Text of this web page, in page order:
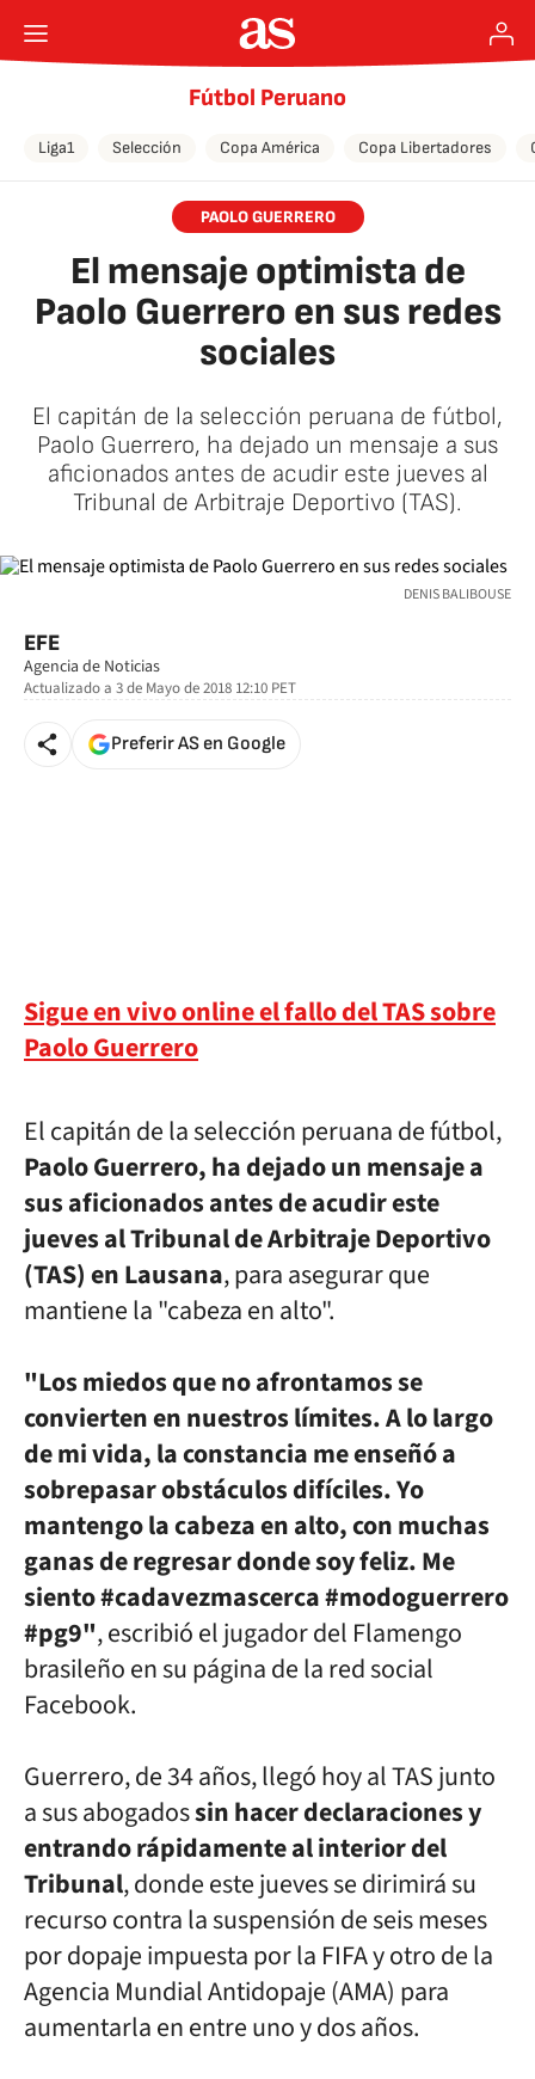
Fútbol Peruano
Liga1 Selección Copa América Copa Libertadores
PAOLO GUERRERO
El mensaje optimista de
Paolo Guerrero en sus redes
sociales
El capitán de la selección peruana de fútbol,
Paolo Guerrero, ha dejado un mensaje a sus
aficionados antes de acudir este jueves al
Tribunal de Arbitraje Deportivo (TAS).
DENIS BALIBOUSE
EFE
Agencia de Noticias
Actualizado a 3 de Mayo de 2018 12:10 PET
Preferir AS en Google
Sigue en vivo online el fallo del TAS sobre
Paolo Guerrero
El capitán de la selección peruanade fútbol,
Paolo Guerrero, ha dejado un mensaje a
sus aficionados antesde acudir este
jueves al Tribunal de Arbitraje Deportivo
(TAS) en Lausana,para asegurar que
mantiene la "cabeza en alto".
"Los miedos que no afrontamos se
convierten en nuestros límites. A lo largo
de mi vida, la constancia me enseñó a
sobrepasar obstáculos difíciles. Yo
mantengo la cabeza en alto, con muchas
ganas de regresardonde soy feliz. Me
siento #cadavezmascerca #modoguerrero
#pg9", escribióel jugador del Flamengo
brasileño en su página de la red social
Facebook.
Guerrero, de 34 años, llegó hoy al TAS junto
a sus abogadossin hacerdeclaraciones y
entrando rápidamente al interior del
Tribunal, dondeeste jueves se dirimirá su
recurso contra la suspensión de seis meses
por dopaje impuesta por la FIFA y otro de la
Agencia Mundial Antidopaje(AMA) para
aumentarla en entre uno y dos años.